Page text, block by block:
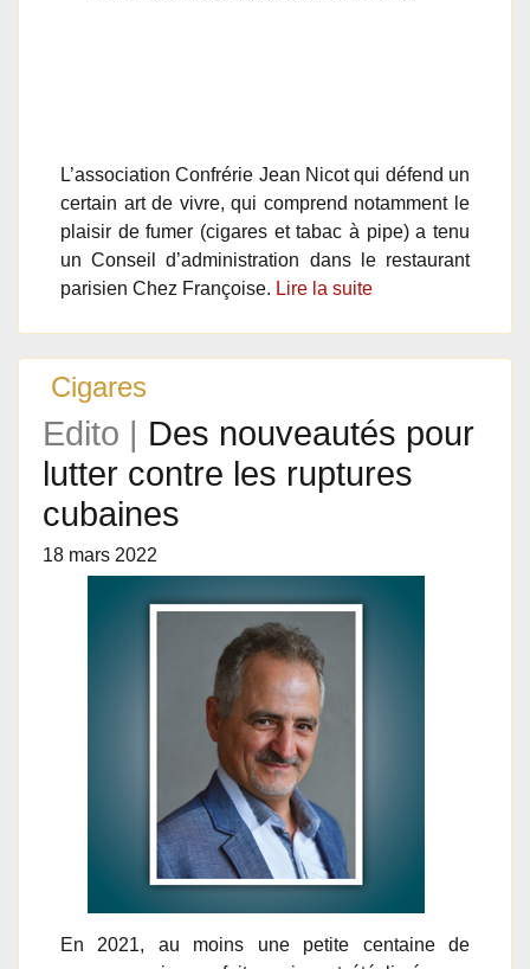
L’association Confrérie Jean Nicot qui défend un
certain art de vivre, qui comprend notamment le
plaisir de fumer (cigares et tabac à pipe) a tenu
un Conseil d’administration dans le restaurant
parisien Chez Françoise. Lire la suite
Cigares
Edito | Des nouveautés pour
lutter contre les ruptures
cubaines
18 mars 2022
En 2021, au moins une petite centaine de